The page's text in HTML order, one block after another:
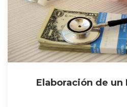
Elaboración de un